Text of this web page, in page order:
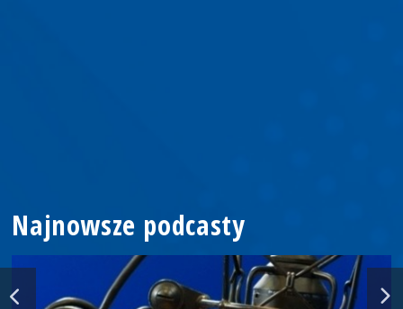
Najnowsze podcasty